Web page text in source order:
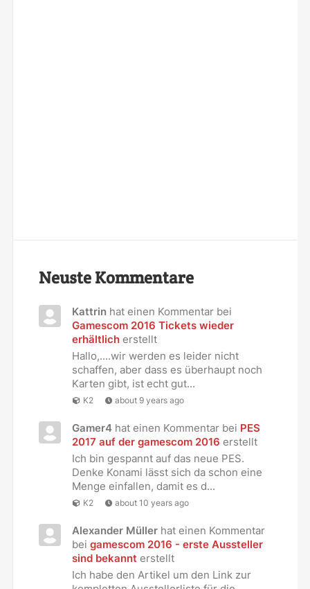
Neuste Kommentare
Kattrin hat einen Kommentar bei
Gamescom 2016 Tickets wieder
erhältlich erstellt
Hallo,....wir werden es leider nicht
schaffen, aber dass es überhaupt noch
Karten gibt, ist echt gut...
K2 about 9 years ago
Gamer4 hat einen Kommentar bei PES
2017 auf der gamescom 2016 erstellt
Ich bin gespannt auf das neue PES.
Denke Konami lässt sich da schon eine
Menge einfallen, damit es d...
K2 about 10 years ago
Alexander Müller hat einen Kommentar
beigamescom 2016 - erste Aussteller
sind bekannt erstellt
Ich habe den Artikel um den Link zur